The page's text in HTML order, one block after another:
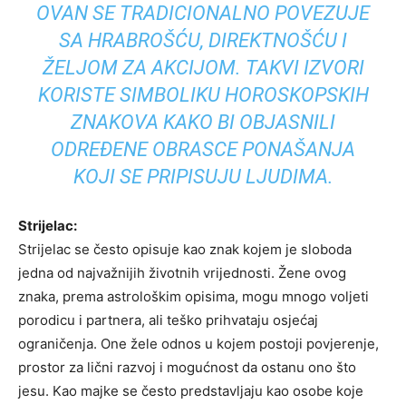
OVAN SE TRADICIONALNO POVEZUJE
SA HRABROŠĆU, DIREKTNOŠĆU I
ŽELJOM ZA AKCIJOM. TAKVI IZVORI
KORISTE SIMBOLIKU HOROSKOPSKIH
ZNAKOVA KAKO BI OBJASNILI
ODREĐENE OBRASCE PONAŠANJA
KOJI SE PRIPISUJU LJUDIMA.
Strijelac:
Strijelac se često opisuje kao znak kojem je sloboda
jedna od najvažnijih životnih vrijednosti. Žene ovog
znaka, prema astrološkim opisima, mogu mnogo voljeti
porodicu i partnera, ali teško prihvataju osjećaj
ograničenja. One žele odnos u kojem postoji povjerenje,
prostor za lični razvoj i mogućnost da ostanu ono što
jesu. Kao majke se često predstavljaju kao osobe koje